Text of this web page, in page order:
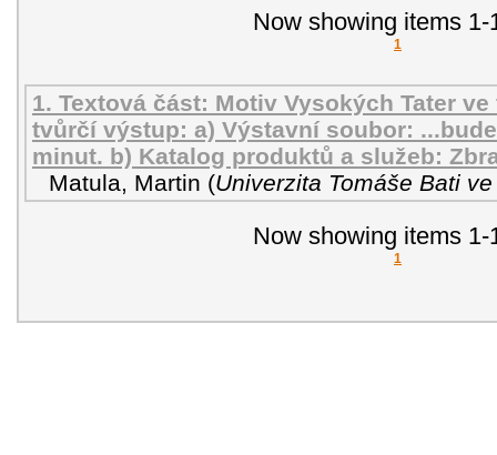
Now showing items 1-
1
1. Textová část: Motiv Vysokých Tater
tvůrčí výstup: a) Výstavní soubor:
minut. b) Katalog produktů a služeb:
Matula, Martin (Univerzita Tomáše Bati
Now showing items 1-
1